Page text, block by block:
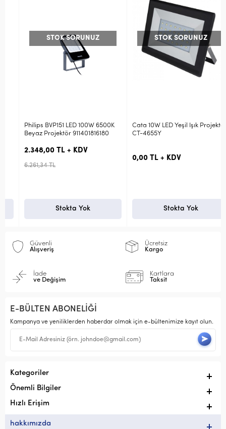
STOK SORUNUZ
Philips BVP151 LED 100W 6500K
Beyaz Projektör 911401816180
2.348,00 TL + KDV
6.261,34 TL
Stokta Yok
STOK SORUNUZ
Cata 10W LED Yeşil Işık Projektör
CT-4655Y
0,00 TL + KDV
Stokta Yok
Güvenli
Alışveriş
Ücretsiz
Kargo
İade
ve Değişim
Kartlara
Taksit
E-BÜLTEN ABONELİĞİ
Kampanya ve yeniliklerden haberdar olmak için e-bültenimize kayıt olun.
Kategoriler
Önemli Bilgiler
Hızlı Erişim
hakkımızda